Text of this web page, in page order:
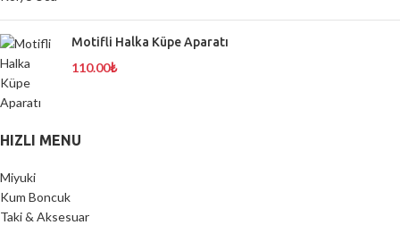
Motifli Halka Küpe Aparatı
110.00₺
HIZLI MENU
Miyuki
Kum Boncuk
Taki & Aksesuar